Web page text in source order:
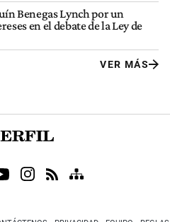
Benegas Lynch por un
en el debate de la Ley de
VER MÁS